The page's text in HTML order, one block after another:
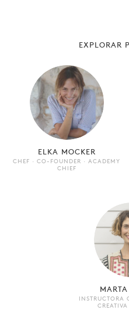
EXPLORAR
ELKA MOCKER
CHEF · CO-FOUNDER · ACADEMY
CHIEF
INSTRUCTORA